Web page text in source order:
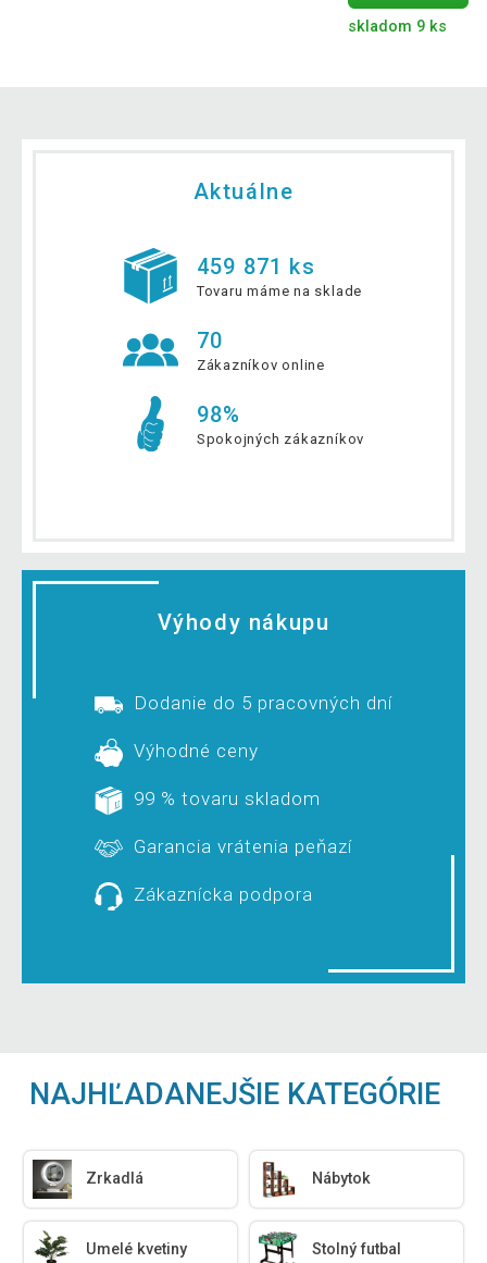
skladom 9 ks
Aktuálne
459 871 ks
Tovaru máme na sklade
70
Zákazníkov online
98%
Spokojných zákazníkov
Výhody nákupu
Dodanie do 5 pracovných dní
Výhodné ceny
99 % tovaru skladom
Garancia vrátenia peňazí
Zákaznícka podpora
NAJHĽADANEJŠIE KATEGÓRIE
Zrkadlá Nábytok
Umelé kvetiny Stolný futbal